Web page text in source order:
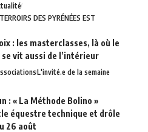
DES PYRÉNÉES EST
: les masterclasses, là où le
vit aussi de l’intérieur
L'invité.e de la semaine
: « La Méthode Bolino »
équestre technique et drôle
26 août